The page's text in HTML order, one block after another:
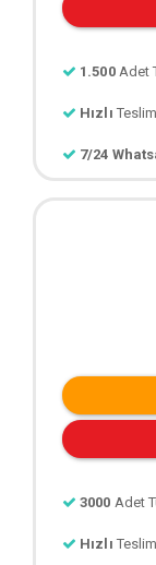
1.500 Adet
Hızlı
7/24
3000 Adet
Hızlı